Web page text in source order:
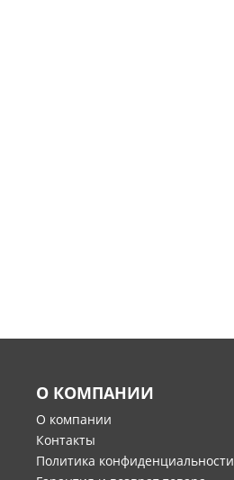
О КОМПАНИИ
О компании
Контакты
Политика конфиденциальности